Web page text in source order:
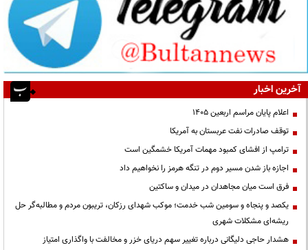
آخرین اخبار
اعلام پایان مراسم اربعین ۱۴۰۵
توقف صادرات نفت عربستان به آمریکا
ترامپ از افشای کمبود مهمات آمریکا خشمگین است
اجازه باز شدن مسیر دوم در تنگه هرمز را نخواهیم داد
فرق است میان مجاهدان در میدان و ساکتین
یکصد و پنجاه و سومین شب خدمت؛ موکب شهدای رزکان، تریبون مردم و مطالبه‌گر حل
ریشه‌ای مشکلات شهری
هشدار حاجی دلیگانی درباره تغییر سهم دریای خزر و مخالفت با واگذاری امتیاز